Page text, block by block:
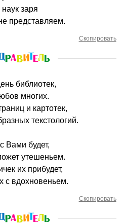
заря
представляем.
Скопировать
библиотек,
многих.
и картотек,
текстологий.
Вами будет,
утешеньем.
их прибудет,
с вдохновеньем.
Скопировать